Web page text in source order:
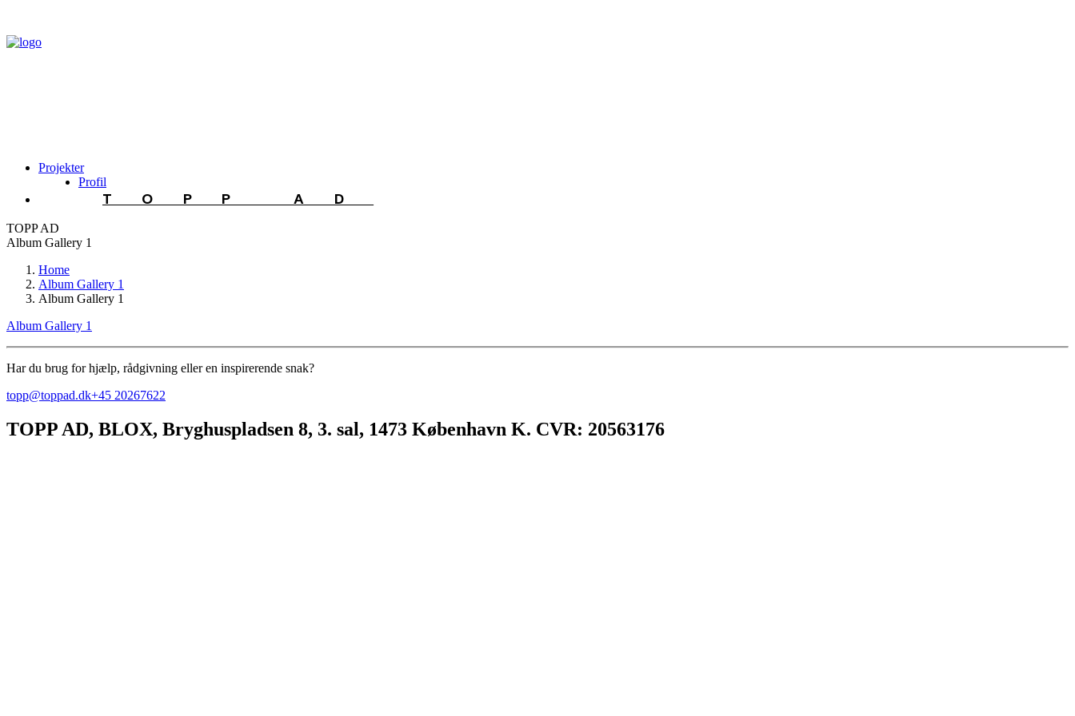
Projekter
Profil
TOPP AD
TOPP AD
Album Gallery 1
Home
Album Gallery 1
Album Gallery 1
Album Gallery 1
Har du brug for hjælp, rådgivning eller en inspirerende snak?
topp@toppad.dk+45 20267622
TOPP AD, BLOX, Bryghuspladsen 8, 3. sal, 1473 København K. CVR: 20563176